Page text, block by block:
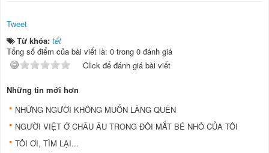
Tweet
Từ khóa: tết
Tổng số điểm của bài viết là: 0 trong 0 đánh giá
Click để đánh giá bài viết
Những tin mới hơn
NHỮNG NGƯỜI KHÔNG MUỐN LÃNG QUÊN
NGƯỜI VIỆT Ở CHÂU ÂU TRONG ĐÔI MẮT BÉ NHỎ CỦA TÔI
TÔI ƠI, TÌM LẠI...